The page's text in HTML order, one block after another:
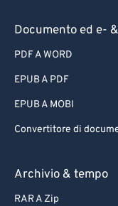
Documento ed e- &
PDF A WORD
EPUB A PDF
EPUB A MOBI
Convertitore di
Archivio & tempo
RAR A Zip